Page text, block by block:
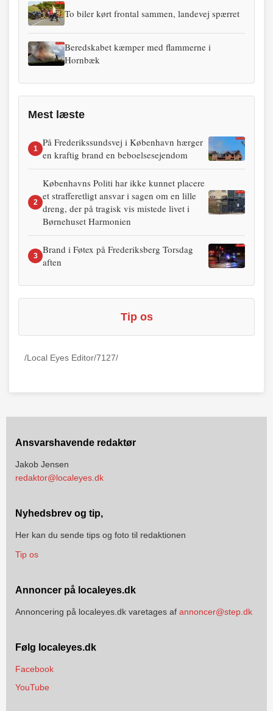
To biler kørt frontal sammen, landevej spærret
Beredskabet kæmper med flammerne i
Hornbæk
Mest læste
1
På Frederikssundsvej i København hærger
en kraftig brand en beboelsesejendom
2
Københavns Politi har ikke kunnet placere
et strafferetligt ansvar i sagen om en lille
dreng, der på tragisk vis mistede livet i
Børnehuset Harmonien
3
Brand i Føtex på Frederiksberg Torsdag
aften
Tip os
/Local Eyes Editor/7127/
Ansvarshavende redaktør
Jakob Jensen
redaktor@localeyes.dk
Nyhedsbrev og tip,
Her kan du sende tips og foto til redaktionen
Tip os
Annoncer på localeyes.dk
Annoncering på localeyes.dk varetages af annoncer@step.dk
Følg localeyes.dk
Facebook
YouTube